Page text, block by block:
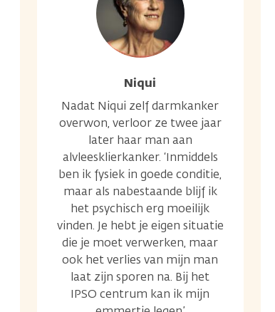
Niqui
Nadat Niqui zelf darmkanker
overwon, verloor ze twee jaar
later haar man aan
alvleesklierkanker. ‘Inmiddels
ben ik fysiek in goede conditie,
maar als nabestaande blijf ik
het psychisch erg moeilijk
vinden. Je hebt je eigen situatie
die je moet verwerken, maar
ook het verlies van mijn man
laat zijn sporen na. Bij het
IPSO centrum kan ik mijn